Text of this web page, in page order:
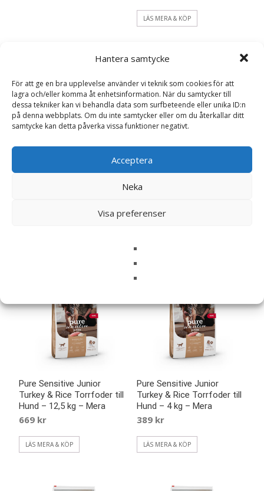
Hantera samtycke
För att ge en bra upplevelse använder vi teknik som cookies för att
lagra och/eller komma åt enhetsinformation. När du samtycker till
dessa tekniker kan vi behandla data som surfbeteende eller unika ID:n
på denna webbplats. Om du inte samtycker eller om du återkallar ditt
samtycke kan detta påverka vissa funktioner negativt.
Acceptera
Neka
Visa preferenser
LÄS MERA & KÖP
Pure Sensitive Adult Mini
Pure Sensitive Adult Mini
Hund – 4 kg – Mera
Pure Sensitive Junior
Turkey & Rice Torrfoder till
Hund – 12,5 kg – Mera
669 kr
LÄS MERA & KÖP
Pure Sensitive Junior
Turkey & Rice Torrfoder till
Hund – 4 kg – Mera
389 kr
LÄS MERA & KÖP